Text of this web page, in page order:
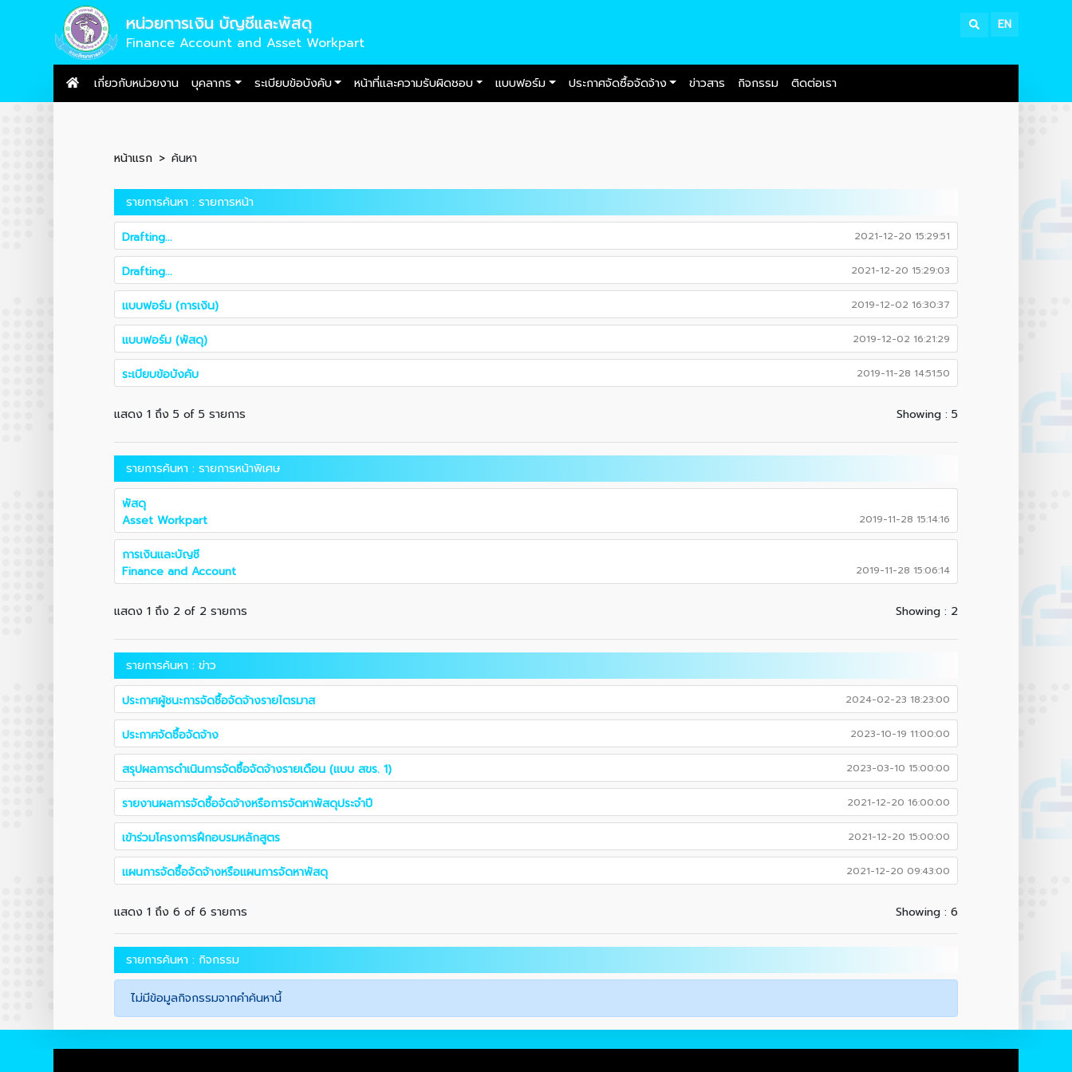
หน่วยการเงิน บัญชีและพัสดุ
Finance Account and Asset Workpart
EN
เกี่ยวกับหน่วยงาน บุคลากร ระเบียบข้อบังคับ หน้าที่และความรับผิดชอบ แบบฟอร์ม ประกาศจัดซื้อจัดจ้าง ข่าวสาร กิจกรรม ติดต่อเรา
หน้าแรก ค้นหา
รายการค้นหา : รายการหน้า
Drafting... 2021-12-20 15:29:51
Drafting... 2021-12-20 15:29:03
แบบฟอร์ม (การเงิน) 2019-12-02 16:30:37
แบบฟอร์ม (พัสดุ) 2019-12-02 16:21:29
ระเบียบข้อบังคับ 2019-11-28 14:51:50
แสดง 1 ถึง 5 of 5 รายการ Showing : 5
รายการค้นหา : รายการหน้าพิเศษ
พัสดุ
Asset Workpart
2019-11-28 15:14:16
การเงินและบัญชี
Finance and Account
2019-11-28 15:06:14
แสดง 1 ถึง 2 of 2 รายการ Showing : 2
รายการค้นหา : ข่าว
ประกาศผู้ชนะการจัดซื้อจัดจ้างรายไตรมาส 2024-02-23 18:23:00
ประกาศจัดซื้อจัดจ้าง 2023-10-19 11:00:00
สรุปผลการดำเนินการจัดซื้อจัดจ้างรายเดือน (แบบ สขร. 1) 2023-03-10 15:00:00
รายงานผลการจัดซื้อจัดจ้างหรือการจัดหาพัสดุประจำปี 2021-12-20 16:00:00
เข้าร่วมโครงการฝึกอบรมหลักสูตร 2021-12-20 15:00:00
แผนการจัดซื้อจัดจ้างหรือแผนการจัดหาพัสดุ 2021-12-20 09:43:00
แสดง 1 ถึง 6 of 6 รายการ Showing : 6
รายการค้นหา : กิจกรรม
ไม่มีข้อมูลกิจกรรมจากคำค้นหานี้